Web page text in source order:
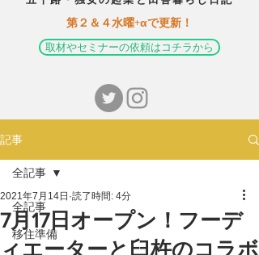
​第２＆４水曜+αで更新！
取材やセミナーの依頼はコチラから
記事
全記事
移住準備
全記事
7月17日オープン！フーデ
ィエーターと臼杵のコラボ
2021年7月14日 読了時間: 4分